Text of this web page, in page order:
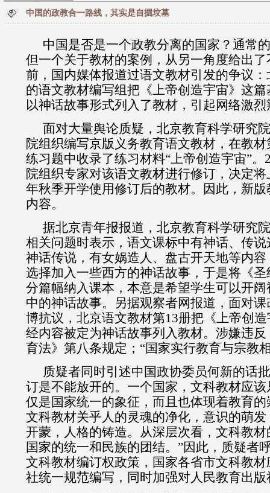
中国的政教合一路线，其实是自掘坟墓
中国是否是一个政教分离的国家？通常
但一个关于教材的案例，从另一角度给出
前，国内媒体报道过语文教材引发的争议
的语文教材编写组把《上帝创造宇宙》这
以神话故事形式列入了教材，引起网络激烈
面对大量舆论质疑，北京教育科学研究
院组织编写京版义务教育语文教材，在教材
练习题中收录了练习材料“上帝创造宇宙”。
院组织专家对该语文教材进行修订，决定
年秋季开学使用修订后的教材。因此，新
内容。
据北京青年报报道，北京教育科学研究
相关问题时表示，语文课标中有神话、传
神话传说，有女娲造人、盘古开天地等内
选择加入一些西方的神话故事，于是将《
分篇幅纳入课本，本意是希望学生可以开
中的神话故事。另据观察者网报道，面对
博抗议，北京语文教材第13册把《上帝创
经内容被定为神话故事列入教材。涉嫌违
育法》第八条规定；“国家实行教育与宗教
质疑者同时引述中国政协委员何新的话
订是不能放开的。一个国家，文科教材应
仅是国家统一的象征，而且也体现着教育
文科教材关乎人的灵魂的净化，意识的萌
开蒙，人格的铸造。从深层次看，文科教
国家的统一和民族的团结。”因此，质疑者
文科教材编订权政策，国家各省市文科教
社统一规范编写，同时加强对人民教育出